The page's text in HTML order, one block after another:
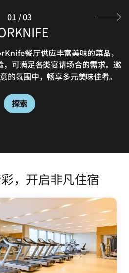
餐厅供应丰富美味的菜品，
，可满足各类宴请场合的需求。邀
的氛围中，畅享多元美味佳肴。
探索
01 /03
，开启非凡住宿